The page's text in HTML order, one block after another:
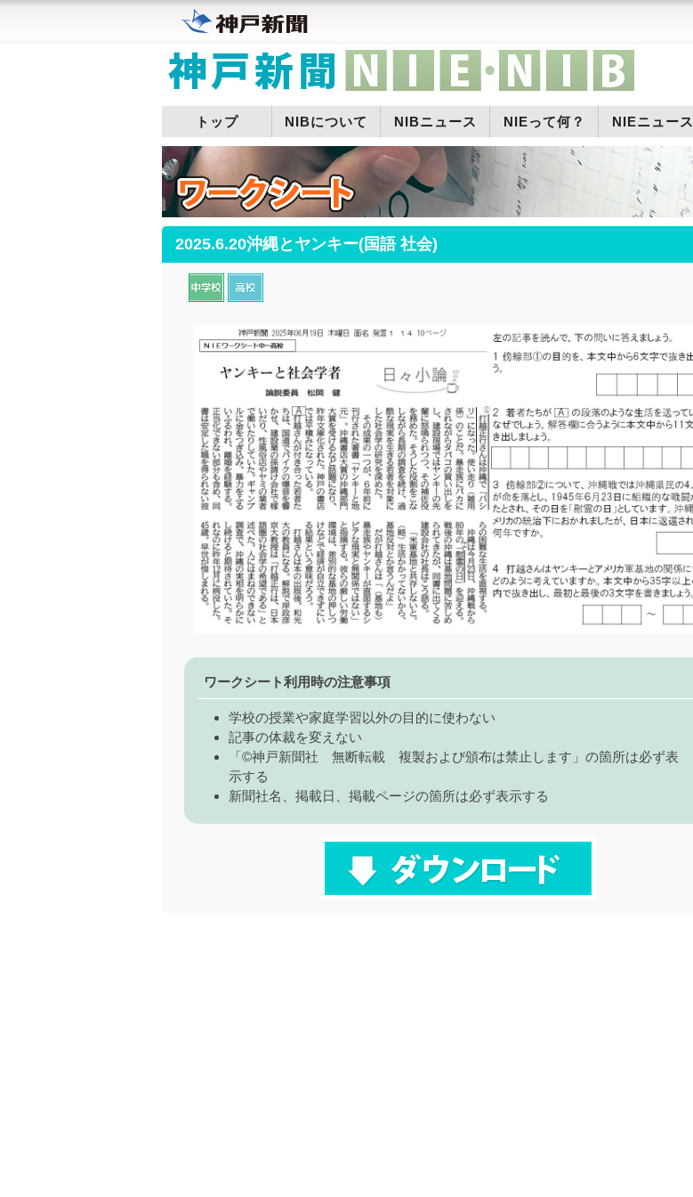
トップ NIBについて NIBニュース NIEって何？ NIEニュース
2025.6.20沖縄とヤンキー(国語 社会)
ワークシート利用時の注意事項
学校の授業や家庭学習以外の目的に使わない
記事の体裁を変えない
「©神戸新聞社 無断転載 複製および頒布は禁止します」の箇所は必ず表
示する
新聞社名、掲載日、掲載ページの箇所は必ず表示する